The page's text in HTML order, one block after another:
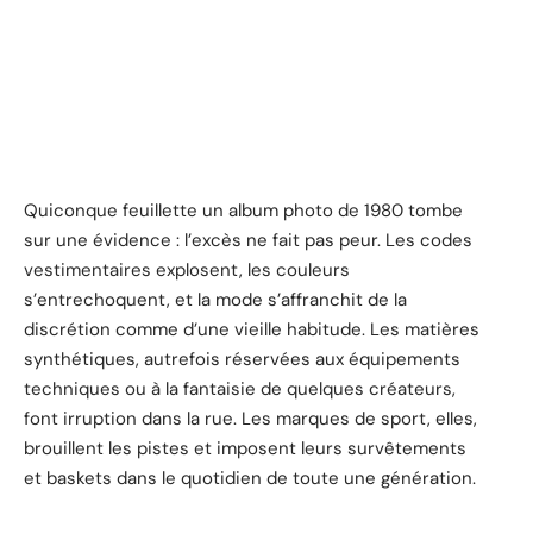
Quiconque feuillette un album photo de 1980 tombe
sur une évidence : l’excès ne fait pas peur. Les codes
vestimentaires explosent, les couleurs
s’entrechoquent, et la mode s’affranchit de la
discrétion comme d’une vieille habitude. Les matières
synthétiques, autrefois réservées aux équipements
techniques ou à la fantaisie de quelques créateurs,
font irruption dans la rue. Les marques de sport, elles,
brouillent les pistes et imposent leurs survêtements
et baskets dans le quotidien de toute une génération.